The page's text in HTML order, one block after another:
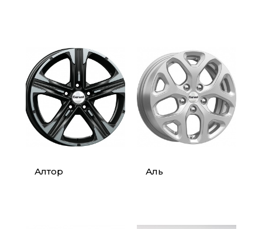
Алтор Аль